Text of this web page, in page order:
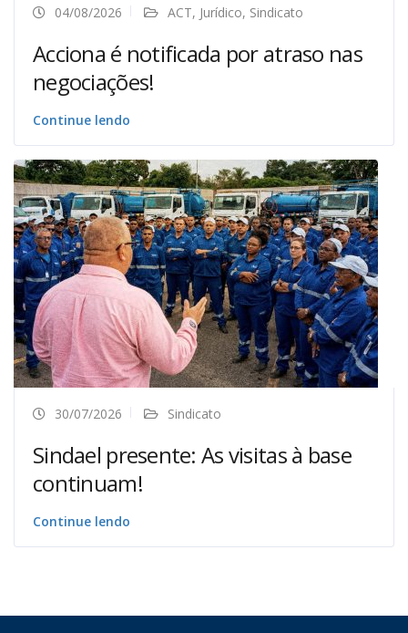
04/08/2026 ACT, Jurídico, Sindicato
Acciona é notificada por atraso nas
negociações!
Continue lendo
30/07/2026 Sindicato
Sindael presente: As visitas à base
continuam!
Continue lendo